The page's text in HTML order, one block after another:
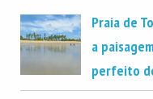
Praia de
a
perfeito